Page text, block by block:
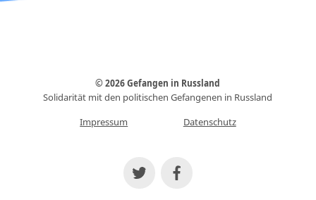
© 2026 Gefangen in Russland
Solidarität mit den politischen Gefangenen in Russland
Impressum
Datenschutz